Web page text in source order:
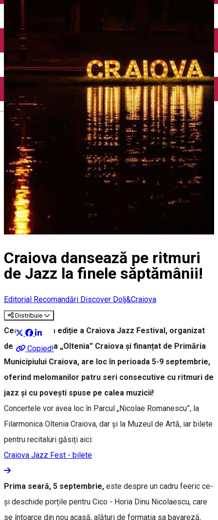
English
Încărcare vehicule electrice
Craiova dansează pe ritmuri
de Jazz la finele săptămânii!
Editorial Recomandări Discover Dolj&Craiova
Distribuie
Copied!
Cea de-a opta ediție a Craiova Jazz Festival, organizat
de Filarmonica „Oltenia” Craiova și finanțat de Primăria
Municipiului Craiova, are loc în perioada 5-9 septembrie,
oferind melomanilor patru seri consecutive cu ritmuri de
jazz și cu povești spuse pe calea muzicii!
Concertele vor avea loc în Parcul „Nicolae Romanescu”, la
Filarmonica Oltenia Craiova, dar și la Muzeul de Artă, iar bilete
pentru recitaluri găsiți aici:
Craiova Jazz Fest - bilete
Prima seară, 5 septembrie, este despre un cadru feeric ce-
și deschide porțile pentru Cico - Horia Dinu Nicolaescu, care
se întoarce din nou acasă, alături de formația sa bavareză,